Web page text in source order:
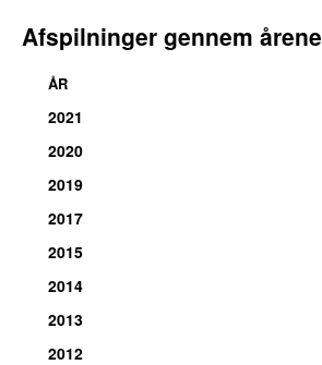
Afspilninger gennem årene
ÅR
2021
2020
2019
2017
2015
2014
2013
2012